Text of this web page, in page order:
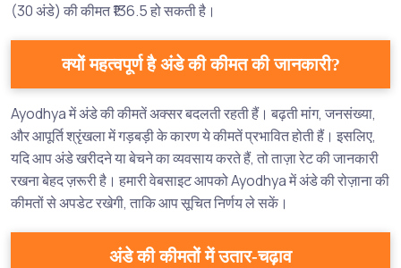
(30 अंडे) की कीमत ₹136.5 हो सकती है।
क्यों महत्वपूर्ण है अंडे की कीमत की जानकारी?
Ayodhya में अंडे की कीमतें अक्सर बदलती रहती हैं। बढ़ती मांग, जनसंख्या,
और आपूर्ति श्रृंखला में गड़बड़ी के कारण ये कीमतें प्रभावित होती हैं। इसलिए,
यदि आप अंडे खरीदने या बेचने का व्यवसाय करते हैं, तो ताज़ा रेट की जानकारी
रखना बेहद ज़रूरी है। हमारी वेबसाइट आपको Ayodhya में अंडे की रोज़ाना की
कीमतों से अपडेट रखेगी, ताकि आप सूचित निर्णय ले सकें।
अंडे की कीमतों में उतार-चढ़ाव